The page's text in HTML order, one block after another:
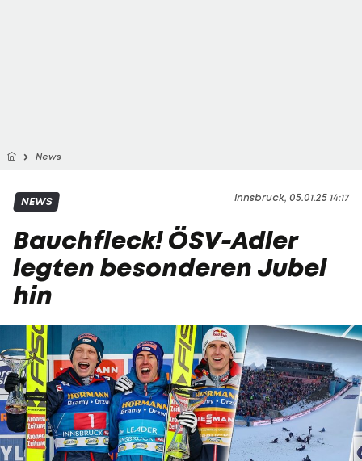
News
Innsbruck, 05.01.25 14:17
NEWS
Bauchfleck! ÖSV-Adler
legten besonderen Jubel
hin